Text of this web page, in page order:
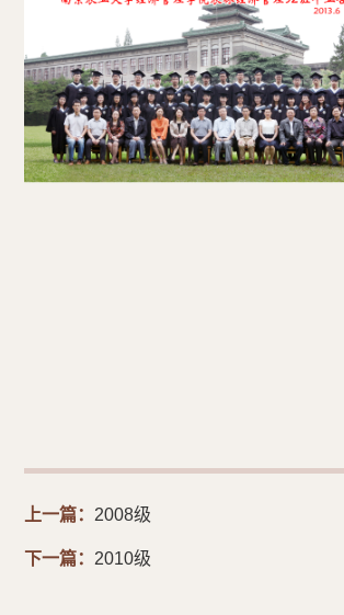
上一篇： 2008级
下一篇： 2010级